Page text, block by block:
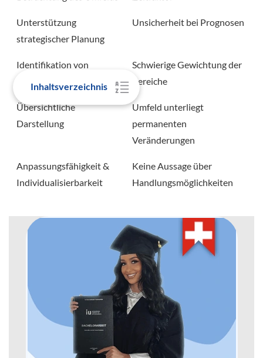
Inhaltsverzeichnis
Unterstützung
strategischer Planung
Unsicherheit bei Prognosen
Identifikation von
Chancen und Risiken
Schwierige Gewichtung der
Bereiche
Übersichtliche
Darstellung
Umfeld unterliegt
permanenten
Veränderungen
Anpassungsfähigkeit &
Individualisierbarkeit
Keine Aussage über
Handlungsmöglichkeiten